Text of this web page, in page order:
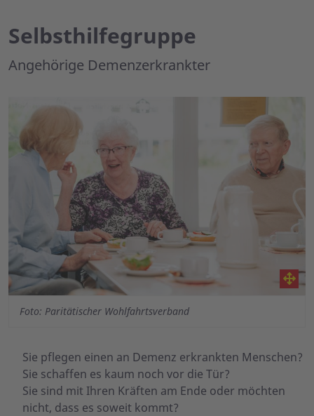
Selbsthilfegruppe
Angehörige Demenzerkrankter
Foto: Paritätischer Wohlfahrtsverband
Sie pflegen einen an Demenz erkrankten Menschen?
Sie schaffen es kaum noch vor die Tür?
Sie sind mit Ihren Kräften am Ende oder möchten
nicht, dass es soweit kommt?